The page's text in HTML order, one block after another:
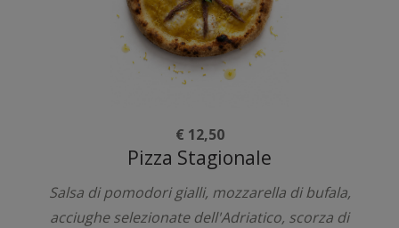
€ 12,50
Pizza Stagionale
Salsa di pomodori gialli, mozzarella di bufala,
acciughe selezionate dell'Adriatico, scorza di